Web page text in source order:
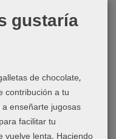
gustaría
de chocolate,
contribución a tu
enseñarte jugosas
facilitar tu